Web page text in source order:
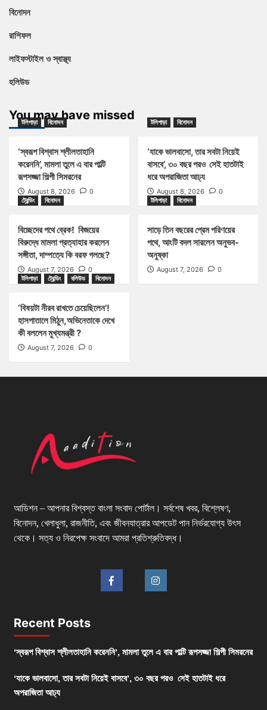
বিনোদন
রাশিফল
লাইফস্টাইল ও স্বাস্থ্য
হলিউড
You may have missed
টলিপাড়া বিনোদন
‘স্বরূপ বিশ্বাস শ্লীলতাহানি
করেননি’, মামলা তুলে এ বার পাল্টি
রূপসজ্জা শিল্পী সিমরনের
August 8, 2026 0
টলিপাড়া বিনোদন
‘যাকে ভালবাসো, তার সবটা নিয়েই
বাসবে’, ৩০ বছর পরও সেই হাতটাই
ধরে অপরাজিতা আঢ্য
August 8, 2026
0
ট্রেন্ডিং
বিনোদন
বিচ্ছেদের পথে ব্রেক! বিজয়ের
বিরুদ্ধে মামলা প্রত্যাহার করলেন
সঙ্গীতা, দাম্পত্যে কি বরফ গলছে?
August 7, 2026 0
টলিপাড়া বিনোদন
সাড়ে তিন বছরের প্রেম পরিণয়ের
পথে, আংটি বদল সারলেন অনুভব-
অনুষ্কা
August 7, 2026
0
টলিপাড়া
ট্রেন্ডিং বলিউড বিনোদন
‘বিষয়টা নীরব রাখতে চেয়েছিলেন’!
হাসপাতালে মিঠুন,অভিনেতাকে দেখে
কী বললেন মুখ্যমন্ত্রী ?
August 7, 2026 0
আডিশন – আপনার বিশ্বস্ত বাংলা সংবাদ পোর্টাল। সর্বশেষ খবর, বিশ্লেষণ,
বিনোদন, খেলাধুলা, রাজনীতি, এবং জীবনযাত্রার আপডেট পান নির্ভরযোগ্য উৎস
থেকে। সত্য ও নিরপেক্ষ সংবাদে আমরা প্রতিশ্রুতিবদ্ধ।
Recent Posts
‘স্বরূপ বিশ্বাস শ্লীলতাহানি করেননি’, মামলা তুলে এ বার পাল্টি রূপসজ্জা শিল্পী সিমরনের
‘যাকে ভালবাসো, তার সবটা নিয়েই বাসবে’, ৩০ বছর পরও সেই হাতটাই ধরে
অপরাজিতা আঢ্য